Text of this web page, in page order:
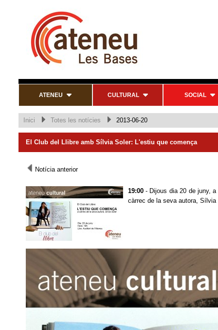
ATENEU CULTURAL SOCIAL
Inici Totes les notícies 2013-06-20
El Club del Llibre amb Sílvia Soler: L'estiu que comença
Notícia anterior
19:00- Dijous dia 20 de juny, a
càrrec de la seva autora, Sílvia